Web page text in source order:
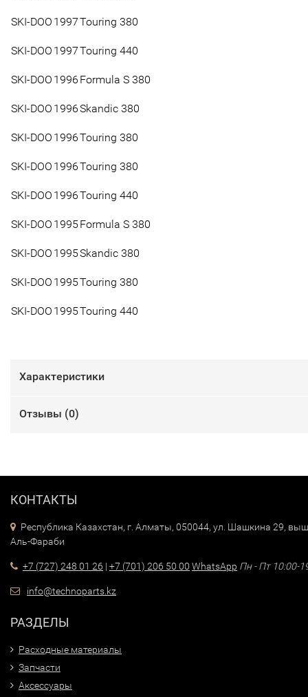
SKI-DOO 1997Touring 380
SKI-DOO 1997Touring 440
SKI-DOO 1996 Formula S 380
SKI-DOO 1996Skandic 380
SKI-DOO 1996Touring 380
SKI-DOO 1996Touring 380
SKI-DOO 1996Touring 440
SKI-DOO 1995Formula S 380
SKI-DOO 1995Skandic 380
SKI-DOO 1995Touring 380
SKI-DOO 1995Touring 440
Характеристики
Отзывы (0)
КОНТАКТЫ
Республика Казахстан, г. Алматы, 050044, ул. Шашкина 29,
Аль-Фараби
+7 (727) 248 01 26 | +7 (701) 206 50 00 WhatsApp Пн - Пт 10:00-
info@technoparts.kz
РАЗДЕЛЫ
Расходные материалы
Запчасти
Аксессуары